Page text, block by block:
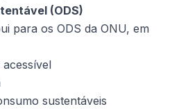
(ODS)
para os ODS da ONU, em
acessível
sustentáveis